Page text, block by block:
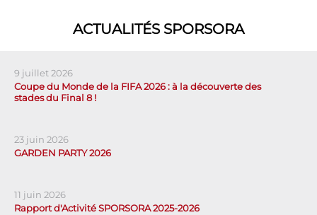
ACTUALITÉS SPORSORA
9 juillet 2026
Coupe du Monde de la FIFA 2026 : à la découverte des
stades du Final 8 !
23 juin 2026
GARDEN PARTY 2026
11 juin 2026
Rapport d'Activité SPORSORA 2025-2026